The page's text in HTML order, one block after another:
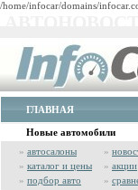
/home/infocar/domains/
ГЛАВНАЯ
Новые автомобили
» автосалоны »
» каталог и цены » акции
» подбор авто »